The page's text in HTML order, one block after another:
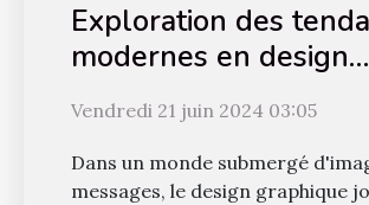
Exploration des
modernes en design
graphique et leur
la communication
Vendredi 21 juin 2024 03:05
Dans un monde submergé
messages, le design graphique